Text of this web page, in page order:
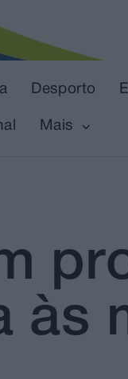
Desporto
Mais
às